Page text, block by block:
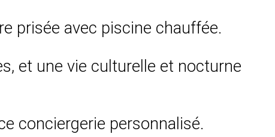
prisée avec piscine chauffée.
et une vie culturelle et nocturne
conciergerie personnalisé.